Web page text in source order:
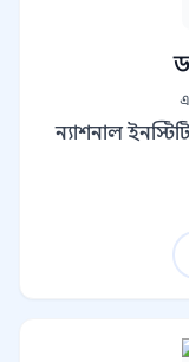
ন্যাশনাল